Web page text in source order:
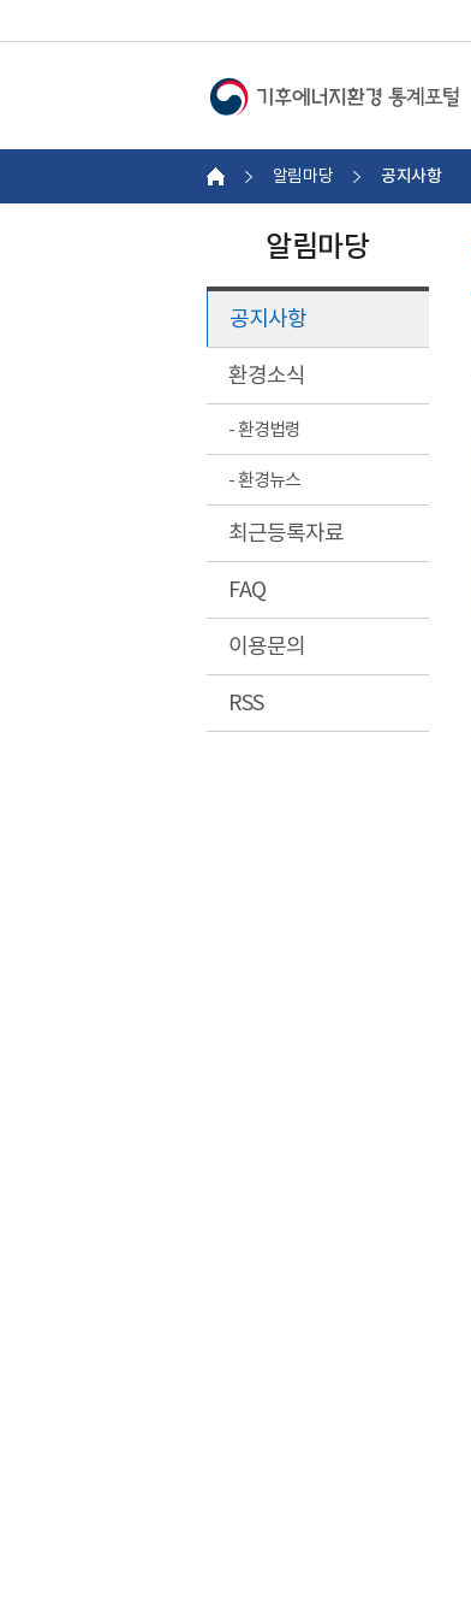
알림마당 공지사항
알림마당
공지사항
환경소식
- 환경법령
- 환경뉴스
최근등록자료
FAQ
이용문의
RSS